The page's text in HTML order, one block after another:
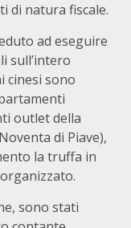
di natura fiscale.
ad eseguire
sull’intero
cinesi sono
outlet della
di Piave),
la truffa in
sono stati